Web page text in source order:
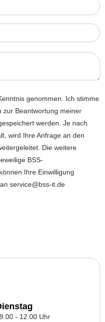
genommen. Ich stimme
zur Beantwortung meiner
werden. Je nach
wird Ihre Anfrage an den
Die weitere
BSS-
Ihre Einwilligung
service@bss-it.de
- 12.00 Uhr